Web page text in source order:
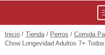
Inicio / Tienda/ Perros / Comida
Chow Longevidad Adultos 7+